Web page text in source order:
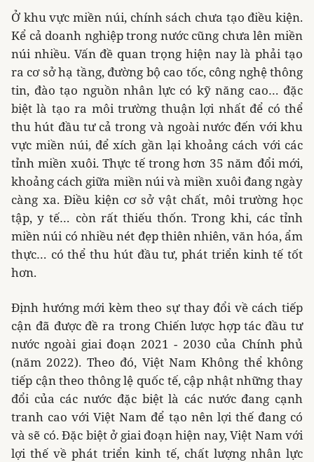
Ở khu vực miền núi, chính sách chưa tạo điều kiện.
Kể cả doanh nghiệp trong nước cũng chưa lên miền
núi nhiều. Vấn đề quan trọng hiện nay là phải tạo
ra cơ sở hạ tầng, đường bộ cao tốc, công nghệ thông
tin, đào tạo nguồn nhân lực có kỹ năng cao… đặc
biệt là tạo ra môi trường thuận lợi nhất để có thể
thu hút đầu tư cả trong và ngoài nước đến với khu
vực miền núi, để xích gần lại khoảng cách với các
tỉnh miền xuôi.Thực tế trong hơn 35 năm đổi mới,
khoảng cách giữa miền núi và miền xuôi đang ngày
càng xa. Điều kiện cơ sở vật chất, môi trường học
tập, y tế… còn rất thiếu thốn. Trong khi, các tỉnh
miền núi có nhiều nét đẹp thiên nhiên, văn hóa, ẩm
thực… có thể thu hút đầu tư, phát triển kinh tế tốt
hơn.
Định hướng mới kèm theo sự thay đổi về cách tiếp
cận đã được đề ra trong Chiến lược hợp tác đầu tư
nước ngoài giai đoạn 2021 - 2030 của Chính phủ
(năm 2022). Theo đó, Việt NamKhông thể không
tiếp cận theo thông lệ quốc tế, cập nhật những thay
đổi của các nước đặc biệt là các nước đang cạnh
tranh cao với Việt Nam để tạo nên lợi thế đang có
và sẽ có.Đặc biệt ở giai đoạn hiện nay, Việt Nam với
lợi thế về phát triển kinh tế, chất lượng nhân lực